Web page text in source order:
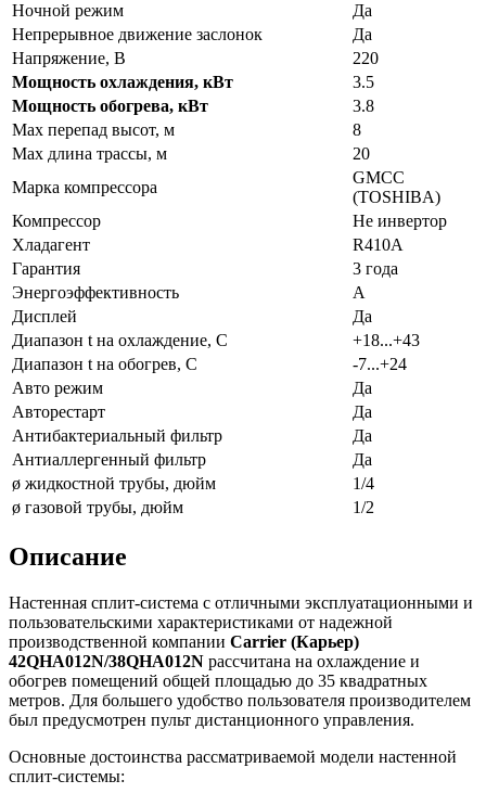
Ночной режим
Да
Непрерывное движение заслонок
Да
Напряжение, В
220
Мощность охлаждения, кВт
3.5
Мощность обогрева, кВт
3.8
Max перепад высот, м
8
Max длина трассы, м
20
Марка компрессора
GMCC
(TOSHIBA)
Компрессор
Не инвертор
Хладагент
R410A
Гарантия
3 года
Энергоэффективность
A
Дисплей
Да
Диапазон t на охлаждение, С
+18...+43
Диапазон t на обогрев, С
-7...+24
Авто режим
Да
Авторестарт
Да
Антибактериальный фильтр
Да
Антиаллергенный фильтр
Да
ø жидкостной трубы, дюйм
1/4
ø газовой трубы, дюйм
1/2
Описание
Настенная сплит-система с отличными эксплуатационными и
пользовательскими характеристиками от надежной
производственной компании Carrier (Карьер)
42QHA012N/38QHA012N рассчитана на охлаждение и
обогрев помещений общей площадью до 35 квадратных
метров. Для большего удобство пользователя производителем
был предусмотрен пульт дистанционного управления.
Основные достоинства рассматриваемой модели настенной
сплит-системы: